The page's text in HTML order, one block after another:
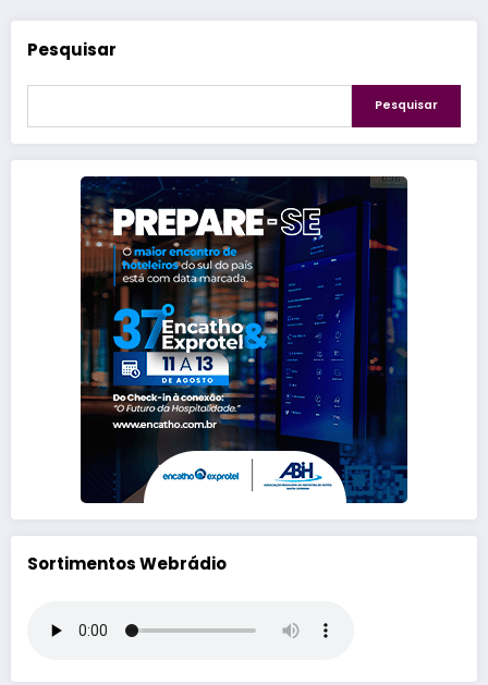
Pesquisar
Pesquisar
Sortimentos Webrádio